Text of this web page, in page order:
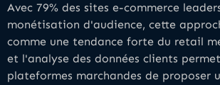
Avec 79% des sites e-commerce
monétisation d'audience, cette
comme une tendance forte du retail
et l'analyse des données clients
plateformes marchandes de proposer